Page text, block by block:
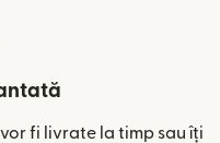
fi livrate la timp sau îți